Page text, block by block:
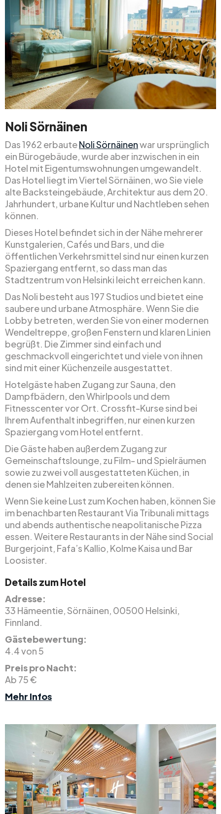
Noli Sörnäinen
Das 1962 erbauteNoli Sörnäinenwar ursprünglich
ein Bürogebäude, wurde aber inzwischen in ein
Hotel mit Eigentumswohnungen umgewandelt.
Das Hotel liegt im Viertel Sörnäinen, wo Sie viele
alte Backsteingebäude, Architektur aus dem 20.
Jahrhundert, urbane Kultur und Nachtleben sehen
können.
Dieses Hotel befindet sich in der Nähe mehrerer
Kunstgalerien, Cafés und Bars, und die
öffentlichen Verkehrsmittel sind nur einen kurzen
Spaziergang entfernt, so dass man das
Stadtzentrum von Helsinki leicht erreichen kann.
Das Noli besteht aus 197 Studios und bietet eine
saubere und urbane Atmosphäre. Wenn Sie die
Lobby betreten, werden Sie von einer modernen
Wendeltreppe, großen Fenstern und klaren Linien
begrüßt. Die Zimmer sind einfach und
geschmackvoll eingerichtet und viele von ihnen
sind mit einer Küchenzeile ausgestattet.
Hotelgäste haben Zugang zur Sauna, den
Dampfbädern, den Whirlpools und dem
Fitnesscenter vor Ort. Crossfit-Kurse sind bei
Ihrem Aufenthalt inbegriffen, nur einen kurzen
Spaziergang vom Hotel entfernt.
Die Gäste haben außerdem Zugang zur
Gemeinschaftslounge, zu Film- und Spielräumen
sowie zu zwei voll ausgestatteten Küchen, in
denen sie Mahlzeiten zubereiten können.
Wenn Sie keine Lust zum Kochen haben, können Sie
im benachbarten Restaurant Via Tribunali mittags
und abends authentische neapolitanische Pizza
essen. Weitere Restaurants in der Nähe sind Social
Burgerjoint, Fafa’s Kallio, Kolme Kaisa und Bar
Loosister.
Details zum Hotel
Adresse:
33 Hämeentie, Sörnäinen, 00500 Helsinki,
Finnland.
Gästebewertung:
4.4 von 5
Preis pro Nacht:
Ab 75 €
Mehr Infos